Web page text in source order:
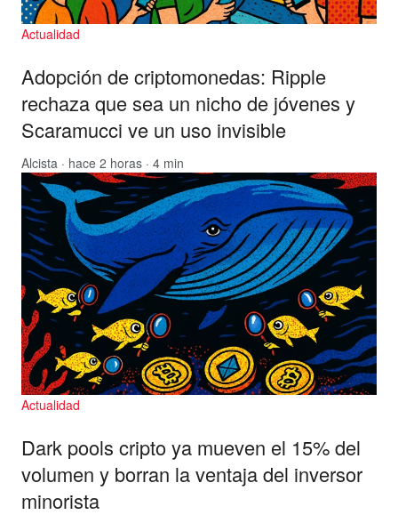
Actualidad
Adopción de criptomonedas: Ripple
rechaza que sea un nicho de jóvenes y
Scaramucci ve un uso invisible
Alcista · hace 2 horas · 4 min
Actualidad
Dark pools cripto ya mueven el 15% del
volumen y borran la ventaja del inversor
minorista